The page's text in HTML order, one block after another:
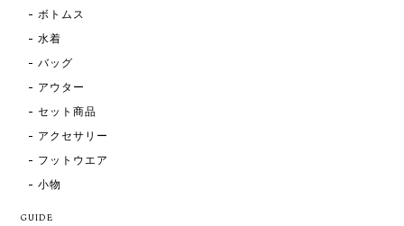
ボトムス
水着
バッグ
アウター
セット商品
アクセサリー
フットウエア
小物
GUIDE